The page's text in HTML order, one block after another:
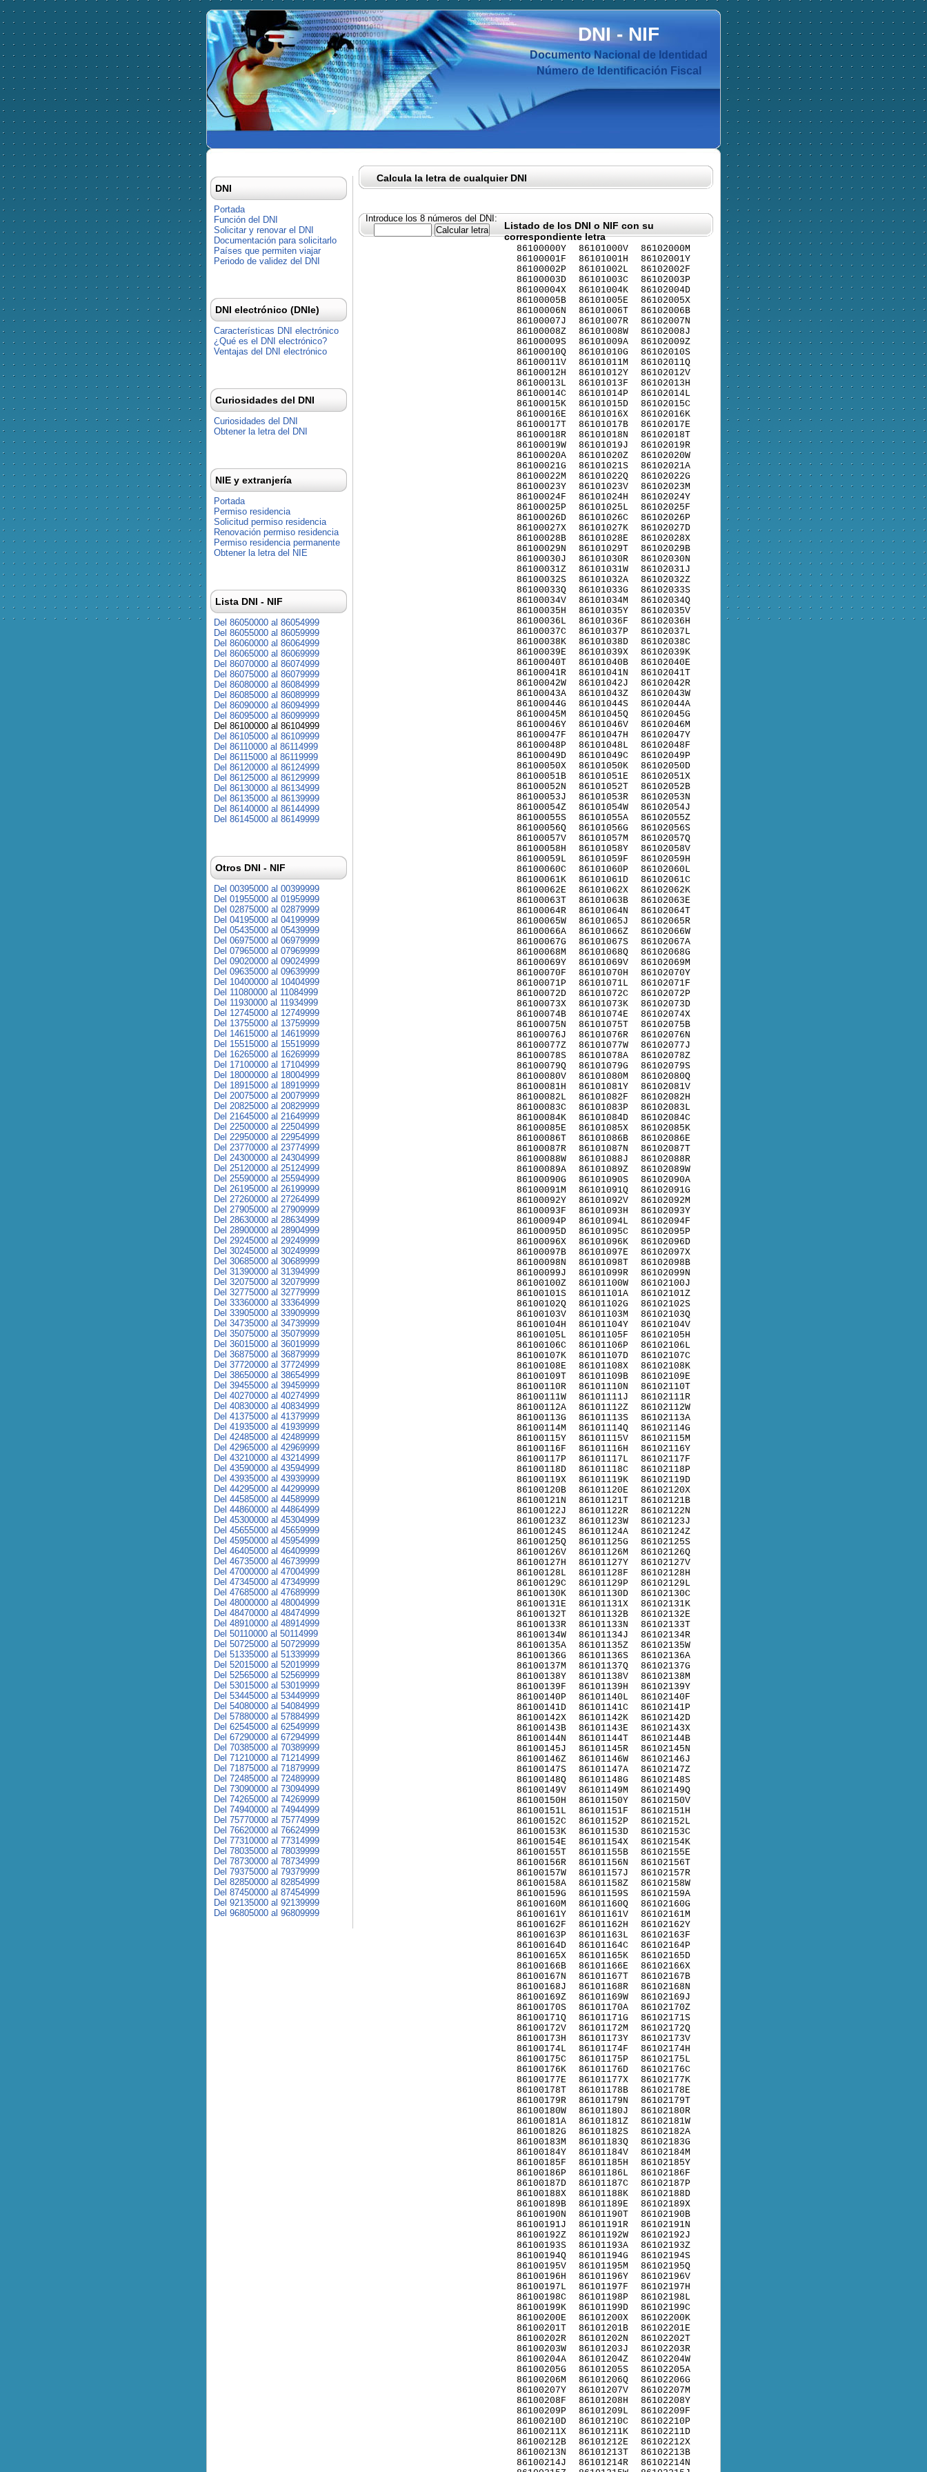
DNI-NIF
Documento Nacional de Identidad
Número de Identificación Fiscal
Calcula la letra de cualquier DNI
Introduce los 8 números del DNI:
Listado de los DNI o NIF con su
correspondiente letra
86100000Y
86100001F
86100002P
86100003D
86100004X
86100005B
86100006N
86100007J
86100008Z
86100009S
86100010Q
86100011V
86100012H
86100013L
86100014C
86100015K
86100016E
86100017T
86100018R
86100019W
86100020A
86100021G
86100022M
86100023Y
86100024F
86100025P
86100026D
86100027X
86100028B
86100029N
86100030J
86100031Z
86100032S
86100033Q
86100034V
86100035H
86100036L
86100037C
86100038K
86100039E
86100040T
86100041R
86100042W
86100043A
86100044G
86100045M
86100046Y
86100047F
86100048P
86100049D
86100050X
86100051B
86100052N
86100053J
86100054Z
86100055S
86100056Q
86100057V
86100058H
86100059L
86100060C
86100061K
86100062E
86100063T
86100064R
86100065W
86100066A
86100067G
86100068M
86100069Y
86100070F
86100071P
86100072D
86100073X
86100074B
86100075N
86100076J
86100077Z
86100078S
86100079Q
86100080V
86100081H
86100082L
86100083C
86100084K
86100085E
86100086T
86100087R
86100088W
86100089A
86100090G
86100091M
86100092Y
86100093F
86100094P
86100095D
86100096X
86100097B
86100098N
86100099J
86100100Z
86100101S
86100102Q
86100103V
86100104H
86100105L
86100106C
86100107K
86100108E
86100109T
86100110R
86100111W
86100112A
86100113G
86100114M
86100115Y
86100116F
86100117P
86100118D
86100119X
86100120B
86100121N
86100122J
86100123Z
86100124S
86100125Q
86100126V
86100127H
86100128L
86100129C
86100130K
86100131E
86100132T
86100133R
86100134W
86100135A
86100136G
86100137M
86100138Y
86100139F
86100140P
86100141D
86100142X
86100143B
86100144N
86100145J
86100146Z
86100147S
86100148Q
86100149V
86100150H
86100151L
86100152C
86100153K
86100154E
86100155T
86100156R
86100157W
86100158A
86100159G
86100160M
86100161Y
86100162F
86100163P
86100164D
86100165X
86100166B
86100167N
86100168J
86100169Z
86100170S
86100171Q
86100172V
86100173H
86100174L
86100175C
86100176K
86100177E
86100178T
86100179R
86100180W
86100181A
86100182G
86100183M
86100184Y
86100185F
86100186P
86100187D
86100188X
86100189B
86100190N
86100191J
86100192Z
86100193S
86100194Q
86100195V
86100196H
86100197L
86100198C
86100199K
86100200E
86100201T
86100202R
86100203W
86100204A
86100205G
86100206M
86100207Y
86100208F
86100209P
86100210D
86100211X
86100212B
86100213N
86100214J
86101000V
86101001H
86101002L
86101003C
86101004K
86101005E
86101006T
86101007R
86101008W
86101009A
86101010G
86101011M
86101012Y
86101013F
86101014P
86101015D
86101016X
86101017B
86101018N
86101019J
86101020Z
86101021S
86101022Q
86101023V
86101024H
86101025L
86101026C
86101027K
86101028E
86101029T
86101030R
86101031W
86101032A
86101033G
86101034M
86101035Y
86101036F
86101037P
86101038D
86101039X
86101040B
86101041N
86101042J
86101043Z
86101044S
86101045Q
86101046V
86101047H
86101048L
86101049C
86101050K
86101051E
86101052T
86101053R
86101054W
86101055A
86101056G
86101057M
86101058Y
86101059F
86101060P
86101061D
86101062X
86101063B
86101064N
86101065J
86101066Z
86101067S
86101068Q
86101069V
86101070H
86101071L
86101072C
86101073K
86101074E
86101075T
86101076R
86101077W
86101078A
86101079G
86101080M
86101081Y
86101082F
86101083P
86101084D
86101085X
86101086B
86101087N
86101088J
86101089Z
86101090S
86101091Q
86101092V
86101093H
86101094L
86101095C
86101096K
86101097E
86101098T
86101099R
86101100W
86101101A
86101102G
86101103M
86101104Y
86101105F
86101106P
86101107D
86101108X
86101109B
86101110N
86101111J
86101112Z
86101113S
86101114Q
86101115V
86101116H
86101117L
86101118C
86101119K
86101120E
86101121T
86101122R
86101123W
86101124A
86101125G
86101126M
86101127Y
86101128F
86101129P
86101130D
86101131X
86101132B
86101133N
86101134J
86101135Z
86101136S
86101137Q
86101138V
86101139H
86101140L
86101141C
86101142K
86101143E
86101144T
86101145R
86101146W
86101147A
86101148G
86101149M
86101150Y
86101151F
86101152P
86101153D
86101154X
86101155B
86101156N
86101157J
86101158Z
86101159S
86101160Q
86101161V
86101162H
86101163L
86101164C
86101165K
86101166E
86101167T
86101168R
86101169W
86101170A
86101171G
86101172M
86101173Y
86101174F
86101175P
86101176D
86101177X
86101178B
86101179N
86101180J
86101181Z
86101182S
86101183Q
86101184V
86101185H
86101186L
86101187C
86101188K
86101189E
86101190T
86101191R
86101192W
86101193A
86101194G
86101195M
86101196Y
86101197F
86101198P
86101199D
86101200X
86101201B
86101202N
86101203J
86101204Z
86101205S
86101206Q
86101207V
86101208H
86101209L
86101210C
86101211K
86101212E
86101213T
86101214R
86102000M
86102001Y
86102002F
86102003P
86102004D
86102005X
86102006B
86102007N
86102008J
86102009Z
86102010S
86102011Q
86102012V
86102013H
86102014L
86102015C
86102016K
86102017E
86102018T
86102019R
86102020W
86102021A
86102022G
86102023M
86102024Y
86102025F
86102026P
86102027D
86102028X
86102029B
86102030N
86102031J
86102032Z
86102033S
86102034Q
86102035V
86102036H
86102037L
86102038C
86102039K
86102040E
86102041T
86102042R
86102043W
86102044A
86102045G
86102046M
86102047Y
86102048F
86102049P
86102050D
86102051X
86102052B
86102053N
86102054J
86102055Z
86102056S
86102057Q
86102058V
86102059H
86102060L
86102061C
86102062K
86102063E
86102064T
86102065R
86102066W
86102067A
86102068G
86102069M
86102070Y
86102071F
86102072P
86102073D
86102074X
86102075B
86102076N
86102077J
86102078Z
86102079S
86102080Q
86102081V
86102082H
86102083L
86102084C
86102085K
86102086E
86102087T
86102088R
86102089W
86102090A
86102091G
86102092M
86102093Y
86102094F
86102095P
86102096D
86102097X
86102098B
86102099N
86102100J
86102101Z
86102102S
86102103Q
86102104V
86102105H
86102106L
86102107C
86102108K
86102109E
86102110T
86102111R
86102112W
86102113A
86102114G
86102115M
86102116Y
86102117F
86102118P
86102119D
86102120X
86102121B
86102122N
86102123J
86102124Z
86102125S
86102126Q
86102127V
86102128H
86102129L
86102130C
86102131K
86102132E
86102133T
86102134R
86102135W
86102136A
86102137G
86102138M
86102139Y
86102140F
86102141P
86102142D
86102143X
86102144B
86102145N
86102146J
86102147Z
86102148S
86102149Q
86102150V
86102151H
86102152L
86102153C
86102154K
86102155E
86102156T
86102157R
86102158W
86102159A
86102160G
86102161M
86102162Y
86102163F
86102164P
86102165D
86102166X
86102167B
86102168N
86102169J
86102170Z
86102171S
86102172Q
86102173V
86102174H
86102175L
86102176C
86102177K
86102178E
86102179T
86102180R
86102181W
86102182A
86102183G
86102184M
86102185Y
86102186F
86102187P
86102188D
86102189X
86102190B
86102191N
86102192J
86102193Z
86102194S
86102195Q
86102196V
86102197H
86102198L
86102199C
86102200K
86102201E
86102202T
86102203R
86102204W
86102205A
86102206G
86102207M
86102208Y
86102209F
86102210P
86102211D
86102212X
86102213B
86102214N
DNI
Portada
Función del DNI
Solicitar y renovar el DNI
Documentación para solicitarlo
Países que permiten viajar
Periodo de validez del DNI
DNI electrónico (DNIe)
Características DNI electrónico
¿Qué es el DNI electrónico?
Ventajas del DNI electrónico
Curiosidades del DNI
Curiosidades del DNI
Obtener la letra del DNI
NIE y extranjería
Portada
Permiso residencia
Solicitud permiso residencia
Renovación permiso residencia
Permiso residencia permanente
Obtener la letra del NIE
Lista DNI - NIF
Del 86050000 al 86054999
Del 86055000 al 86059999
Del 86060000 al 86064999
Del 86065000 al 86069999
Del 86070000 al 86074999
Del 86075000 al 86079999
Del 86080000 al 86084999
Del 86085000 al 86089999
Del 86090000 al 86094999
Del 86095000 al 86099999
Del 86100000 al 86104999
Del 86105000 al 86109999
Del 86110000 al 86114999
Del 86115000 al 86119999
Del 86120000 al 86124999
Del 86125000 al 86129999
Del 86130000 al 86134999
Del 86135000 al 86139999
Del 86140000 al 86144999
Del 86145000 al 86149999
Otros DNI - NIF
Del 00395000 al 00399999
Del 01955000 al 01959999
Del 02875000 al 02879999
Del 04195000 al 04199999
Del 05435000 al 05439999
Del 06975000 al 06979999
Del 07965000 al 07969999
Del 09020000 al 09024999
Del 09635000 al 09639999
Del 10400000 al 10404999
Del 11080000 al 11084999
Del 11930000 al 11934999
Del 12745000 al 12749999
Del 13755000 al 13759999
Del 14615000 al 14619999
Del 15515000 al 15519999
Del 16265000 al 16269999
Del 17100000 al 17104999
Del 18000000 al 18004999
Del 18915000 al 18919999
Del 20075000 al 20079999
Del 20825000 al 20829999
Del 21645000 al 21649999
Del 22500000 al 22504999
Del 22950000 al 22954999
Del 23770000 al 23774999
Del 24300000 al 24304999
Del 25120000 al 25124999
Del 25590000 al 25594999
Del 26195000 al 26199999
Del 27260000 al 27264999
Del 27905000 al 27909999
Del 28630000 al 28634999
Del 28900000 al 28904999
Del 29245000 al 29249999
Del 30245000 al 30249999
Del 30685000 al 30689999
Del 31390000 al 31394999
Del 32075000 al 32079999
Del 32775000 al 32779999
Del 33360000 al 33364999
Del 33905000 al 33909999
Del 34735000 al 34739999
Del 35075000 al 35079999
Del 36015000 al 36019999
Del 36875000 al 36879999
Del 37720000 al 37724999
Del 38650000 al 38654999
Del 39455000 al 39459999
Del 40270000 al 40274999
Del 40830000 al 40834999
Del 41375000 al 41379999
Del 41935000 al 41939999
Del 42485000 al 42489999
Del 42965000 al 42969999
Del 43210000 al 43214999
Del 43590000 al 43594999
Del 43935000 al 43939999
Del 44295000 al 44299999
Del 44585000 al 44589999
Del 44860000 al 44864999
Del 45300000 al 45304999
Del 45655000 al 45659999
Del 45950000 al 45954999
Del 46405000 al 46409999
Del 46735000 al 46739999
Del 47000000 al 47004999
Del 47345000 al 47349999
Del 47685000 al 47689999
Del 48000000 al 48004999
Del 48470000 al 48474999
Del 48910000 al 48914999
Del 50110000 al 50114999
Del 50725000 al 50729999
Del 51335000 al 51339999
Del 52015000 al 52019999
Del 52565000 al 52569999
Del 53015000 al 53019999
Del 53445000 al 53449999
Del 54080000 al 54084999
Del 57880000 al 57884999
Del 62545000 al 62549999
Del 67290000 al 67294999
Del 70385000 al 70389999
Del 71210000 al 71214999
Del 71875000 al 71879999
Del 72485000 al 72489999
Del 73090000 al 73094999
Del 74265000 al 74269999
Del 74940000 al 74944999
Del 75770000 al 75774999
Del 76620000 al 76624999
Del 77310000 al 77314999
Del 78035000 al 78039999
Del 78730000 al 78734999
Del 79375000 al 79379999
Del 82850000 al 82854999
Del 87450000 al 87454999
Del 92135000 al 92139999
Del 96805000 al 96809999